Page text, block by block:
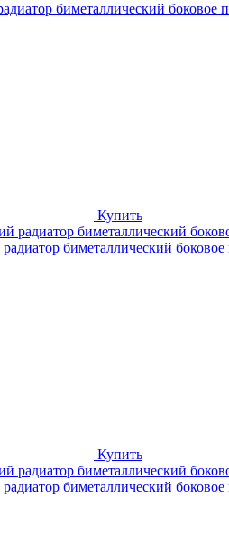
биметаллический боковое
Купить
биметаллический
Купить
биметаллический